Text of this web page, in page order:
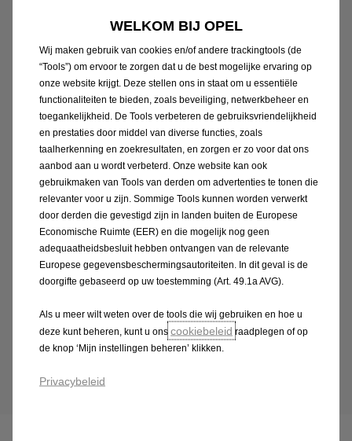
Voorruit schade
Een sterretje of een barst in de voorruit?
Wacht dan niet te lang. De Opel Erkend
Reparateur staat voor je klaar om je te voorzien
van deskundig advies over het herstellen of
vervangen van jouw beschadigde voorruit.
Lees meer
WELKOM BIJ OPEL
Wij maken gebruik van cookies en/of andere trackingtools (de
“Tools”) om ervoor te zorgen dat u de best mogelijke ervaring op
onze website krijgt. Deze stellen ons in staat om u essentiële
functionaliteiten te bieden, zoals beveiliging, netwerkbeheer en
toegankelijkheid. De Tools verbeteren de gebruiksvriendelijkheid
en prestaties door middel van diverse functies, zoals
taalherkenning en zoekresultaten, en zorgen er zo voor dat ons
aanbod aan u wordt verbeterd. Onze website kan ook
gebruikmaken van Tools van derden om advertenties te tonen die
relevanter voor u zijn. Sommige Tools kunnen worden verwerkt
door derden die gevestigd zijn in landen buiten de Europese
Economische Ruimte (EER) en die mogelijk nog geen
adequaatheidsbesluit hebben ontvangen van de relevante
Europese gegevensbeschermingsautoriteiten. In dit geval is de
doorgifte gebaseerd op uw toestemming (Art. 49.1a AVG).
Als u meer wilt weten over de tools die wij gebruiken en hoe u
deze kunt beheren, kunt u ons cookiebeleid raadplegen of op
de knop ‘Mijn instellingen beheren’ klikken.
Privacybeleid